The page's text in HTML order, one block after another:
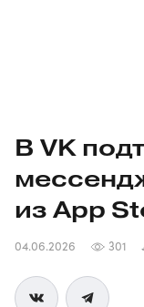
В VK
из App
04.06.2026 301